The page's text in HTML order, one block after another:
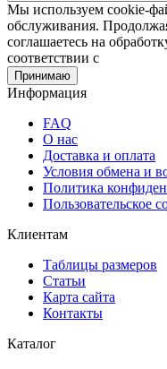
Мы используем cookie-
обслуживания.
соглашаетесь на
соответствии с
Принимаю
Информация
FAQ
О нас
Доставка и оплата
Условия обмена и
Политика
Пользовательское
Клиентам
Таблицы размеров
Статьи
Карта сайта
Контакты
Каталог